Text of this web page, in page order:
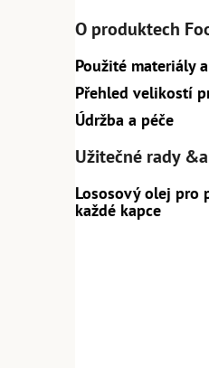
O produktech
Použité materiály
Přehled velikostí
Údržba a péče
Užitečné rady
Lososový olej pro
každé kapce